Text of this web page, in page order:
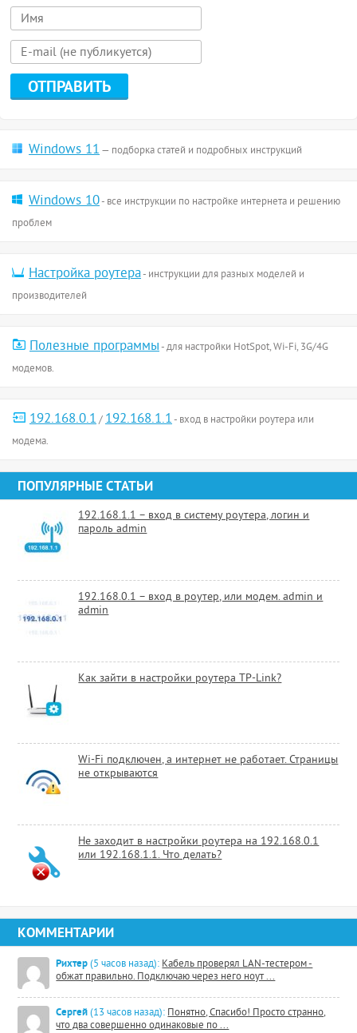
Windows 11— подборка статей и подробных инструкций
Windows 10- все инструкции по настройке интернета и решению
проблем
Настройка роутера- инструкции для разных моделей и
производителей
Полезные программы- для настройки HotSpot, Wi-Fi, 3G/4G
модемов.
192.168.0.1/192.168.1.1- вход в настройки роутера или
модема.
ПОПУЛЯРНЫЕ СТАТЬИ
192.168.1.1 – вход в систему роутера, логин и
пароль admin
192.168.0.1 – вход в роутер, или модем. admin и
admin
Как зайти в настройки роутера TP-Link?
Wi-Fi подключен, а интернет не работает. Страницы
не открываются
Не заходит в настройки роутера на 192.168.0.1
или 192.168.1.1. Что делать?
КОММЕНТАРИИ
Рихтер (5 часов назад): Кабель проверял LAN-тестером -
обжат правильно. Подключаю через него ноут ...
Сергей (13 часов назад): Понятно, Спасибо! Просто странно,
что два совершенно одинаковые по ...